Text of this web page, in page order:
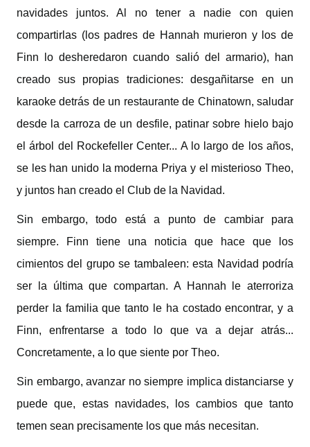
navidades juntos. Al no tener a nadie con quien
compartirlas (los padres de Hannah murieron y los de
Finn lo desheredaron cuando salió del armario), han
creado sus propias tradiciones: desgañitarse en un
karaoke detrás de un restaurante de Chinatown, saludar
desde la carroza de un desfile, patinar sobre hielo bajo
el árbol del Rockefeller Center... A lo largo de los años,
se les han unido la moderna Priya y el misterioso Theo,
y juntos han creado el Club de la Navidad.
Sin embargo, todo está a punto de cambiar para
siempre. Finn tiene una noticia que hace que los
cimientos del grupo se tambaleen: esta Navidad podría
ser la última que compartan. A Hannah le aterroriza
perder la familia que tanto le ha costado encontrar, y a
Finn, enfrentarse a todo lo que va a dejar atrás...
Concretamente, a lo que siente por Theo.
Sin embargo, avanzar no siempre implica distanciarse y
puede que, estas navidades, los cambios que tanto
temen sean precisamente los que más necesitan.